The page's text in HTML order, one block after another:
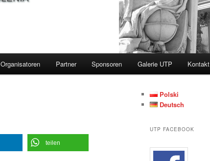
Organisatoren Partner Sponsoren Galerie UTP Kontakt
teilen
Polski
Deutsch
UTP FACEBOOK